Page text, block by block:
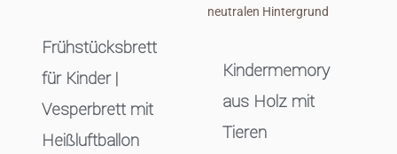
Frühstücksbrett
für Kinder |
Vesperbrett mit
Heißluftballon
Kindermemory
aus Holz mit
Tieren